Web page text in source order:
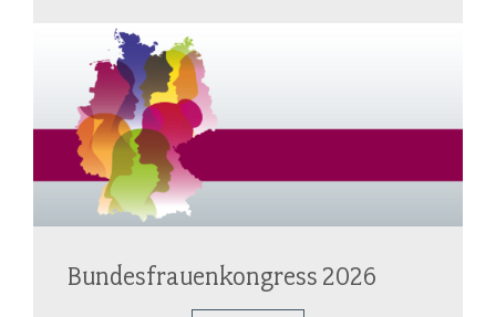
Bundesfrauenkongress 2026